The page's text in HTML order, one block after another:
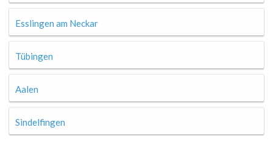
Esslingen am Neckar
Tübingen
Aalen
Sindelfingen